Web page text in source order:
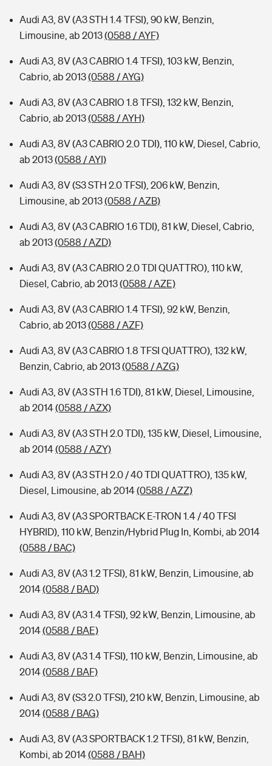
Audi A3, 8V (A3 STH 1.4 TFSI), 90 kW, Benzin,
Limousine, ab 2013(0588 / AYF)
Audi A3, 8V (A3 CABRIO 1.4 TFSI), 103 kW, Benzin,
Cabrio, ab 2013(0588 / AYG)
Audi A3, 8V (A3 CABRIO 1.8 TFSI), 132 kW, Benzin,
Cabrio, ab 2013(0588 / AYH)
Audi A3, 8V (A3 CABRIO 2.0 TDI), 110 kW, Diesel, Cabrio,
ab 2013(0588 / AYI)
Audi A3, 8V (S3 STH 2.0 TFSI), 206 kW, Benzin,
Limousine, ab 2013(0588 / AZB)
Audi A3, 8V (A3 CABRIO 1.6 TDI), 81 kW, Diesel, Cabrio,
ab 2013(0588 / AZD)
Audi A3, 8V (A3 CABRIO 2.0 TDI QUATTRO), 110 kW,
Diesel, Cabrio, ab 2013(0588 / AZE)
Audi A3, 8V (A3 CABRIO 1.4 TFSI), 92 kW, Benzin,
Cabrio, ab 2013(0588 / AZF)
Audi A3, 8V (A3 CABRIO 1.8 TFSI QUATTRO), 132 kW,
Benzin, Cabrio, ab 2013(0588 / AZG)
Audi A3, 8V (A3 STH 1.6 TDI), 81 kW, Diesel, Limousine,
ab 2014(0588 / AZX)
Audi A3, 8V (A3 STH 2.0 TDI), 135 kW, Diesel, Limousine,
ab 2014(0588 / AZY)
Audi A3, 8V (A3 STH 2.0 / 40 TDI QUATTRO), 135 kW,
Diesel, Limousine, ab 2014(0588 / AZZ)
Audi A3, 8V (A3 SPORTBACK E-TRON 1.4 / 40 TFSI
HYBRID), 110 kW, Benzin/Hybrid Plug In, Kombi, ab 2014
(0588 / BAC)
Audi A3, 8V (A3 1.2 TFSI), 81 kW, Benzin, Limousine, ab
2014(0588 / BAD)
Audi A3, 8V (A3 1.4 TFSI), 92 kW, Benzin, Limousine, ab
2014(0588 / BAE)
Audi A3, 8V (A3 1.4 TFSI), 110 kW, Benzin, Limousine, ab
2014(0588 / BAF)
Audi A3, 8V (S3 2.0 TFSI), 210 kW, Benzin, Limousine, ab
2014(0588 / BAG)
Audi A3, 8V (A3 SPORTBACK 1.2 TFSI), 81 kW, Benzin,
Kombi, ab 2014(0588 / BAH)